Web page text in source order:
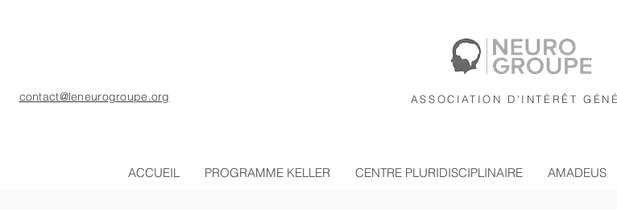
contact@leneurogroupe.org ASSOCIATION D'INTÉRÊT
ACCUEIL PROGRAMME KELLER CENTRE PLURIDISCIPLINAIRE AMADEUS